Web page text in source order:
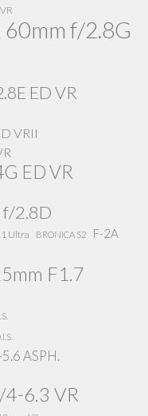
f/2.8G
ED VR
VRII
ED VR
f/2.8D
Ultra BRONICA S2 F-2A
F1.7
ASPH.
6.3 VR